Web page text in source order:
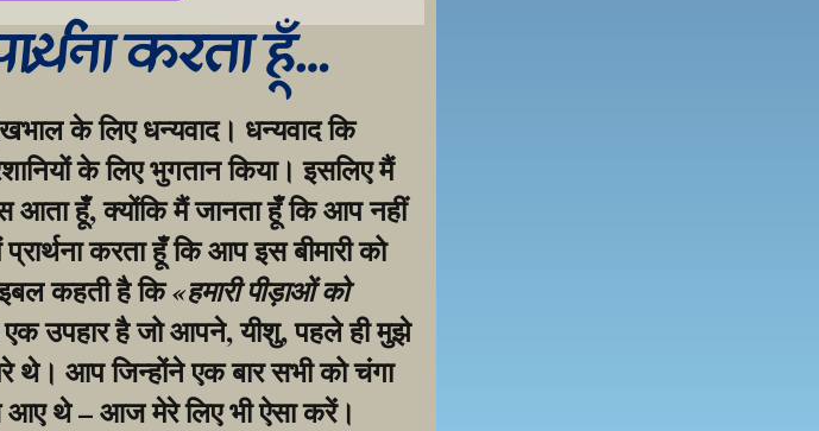
करता हूँ…
के लिए धन्यवाद। धन्यवाद कि
के लिए भुगतान किया। इसलिए मैं
हूँ, क्योंकि मैं जानता हूँ कि आप नहीं
करता हूँ कि आप इस बीमारी को
कहती है कि «हमारी पीड़ाओं को
एक उपहार है जो आपने, यीशु, पहले ही मुझे
आप जिन्होंने एक बार सभी को चंगा
थे – आज मेरे लिए भी ऐसा करें।